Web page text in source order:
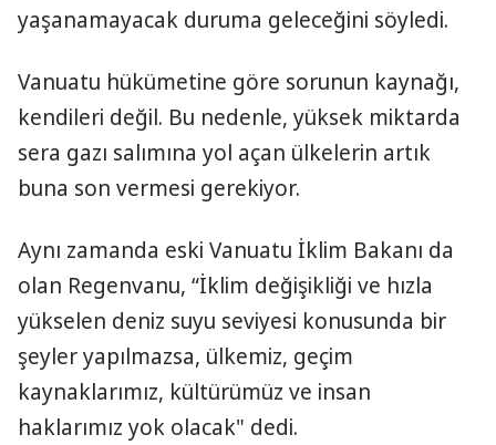
yaşanamayacak duruma geleceğini söyledi.
Vanuatu hükümetine göre sorunun kaynağı,
kendileri değil. Bu nedenle, yüksek miktarda
sera gazı salımına yol açan ülkelerin artık
buna son vermesi gerekiyor.
Aynı zamanda eski Vanuatu İklim Bakanı da
olan Regenvanu, “İklim değişikliği ve hızla
yükselen deniz suyu seviyesi konusunda bir
şeyler yapılmazsa, ülkemiz, geçim
kaynaklarımız, kültürümüz ve insan
haklarımız yok olacak" dedi.